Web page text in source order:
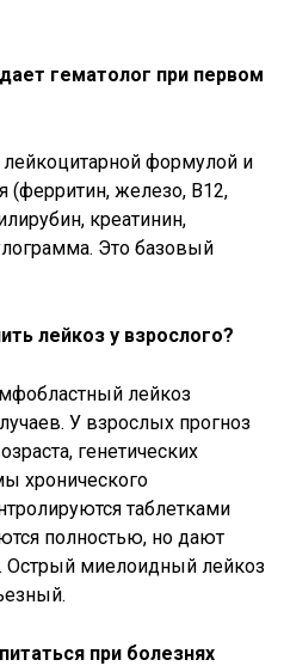
гематолог при первом
формулой и
(ферритин, железо, В12,
креатинин,
Это базовый
лейкоз у взрослого?
лейкоз
У взрослых прогноз
генетических
хронического
таблетками
полностью, но дают
Острый миелоидный лейкоз
при болезнях